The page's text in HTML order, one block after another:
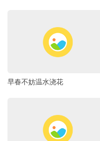
早春不妨温水浇花